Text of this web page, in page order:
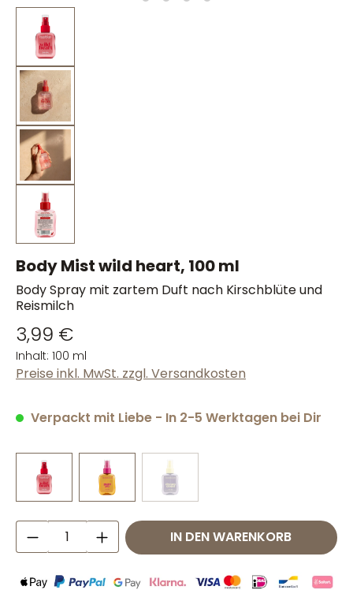
Body Mist wild heart, 100 ml
Body Spray mit zartem Duft nach Kirschblüte und
Reismilch
3,99 €
Inhalt: 100 ml
Preise inkl. MwSt. zzgl. Versandkosten
Verpackt mit Liebe - In 2-5 Werktagen bei Dir
Produkt Anzahl: Gib denIN DEN WARENKORB